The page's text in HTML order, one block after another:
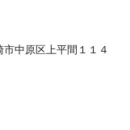
中原区上平間１１４